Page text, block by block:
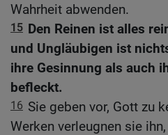
Wahrheit abwenden.
15 Den Reinen ist alles
und Ungläubigen ist
ihre Gesinnung als auch
befleckt.
16 Sie geben vor, Gott zu
Werken verleugnen sie